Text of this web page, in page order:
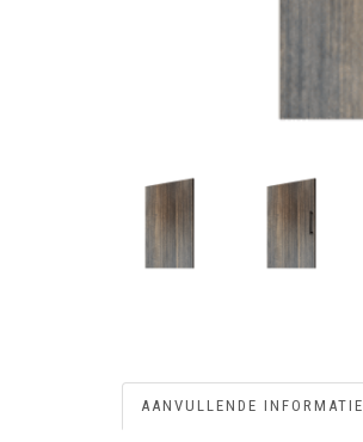
AANVULLENDE INFORMATIE